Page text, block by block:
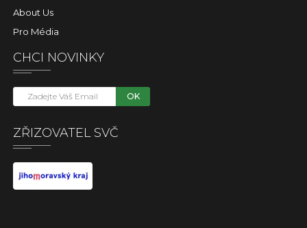
About Us
Pro Média
CHCI NOVINKY
OK
ZŘIZOVATEL SVČ